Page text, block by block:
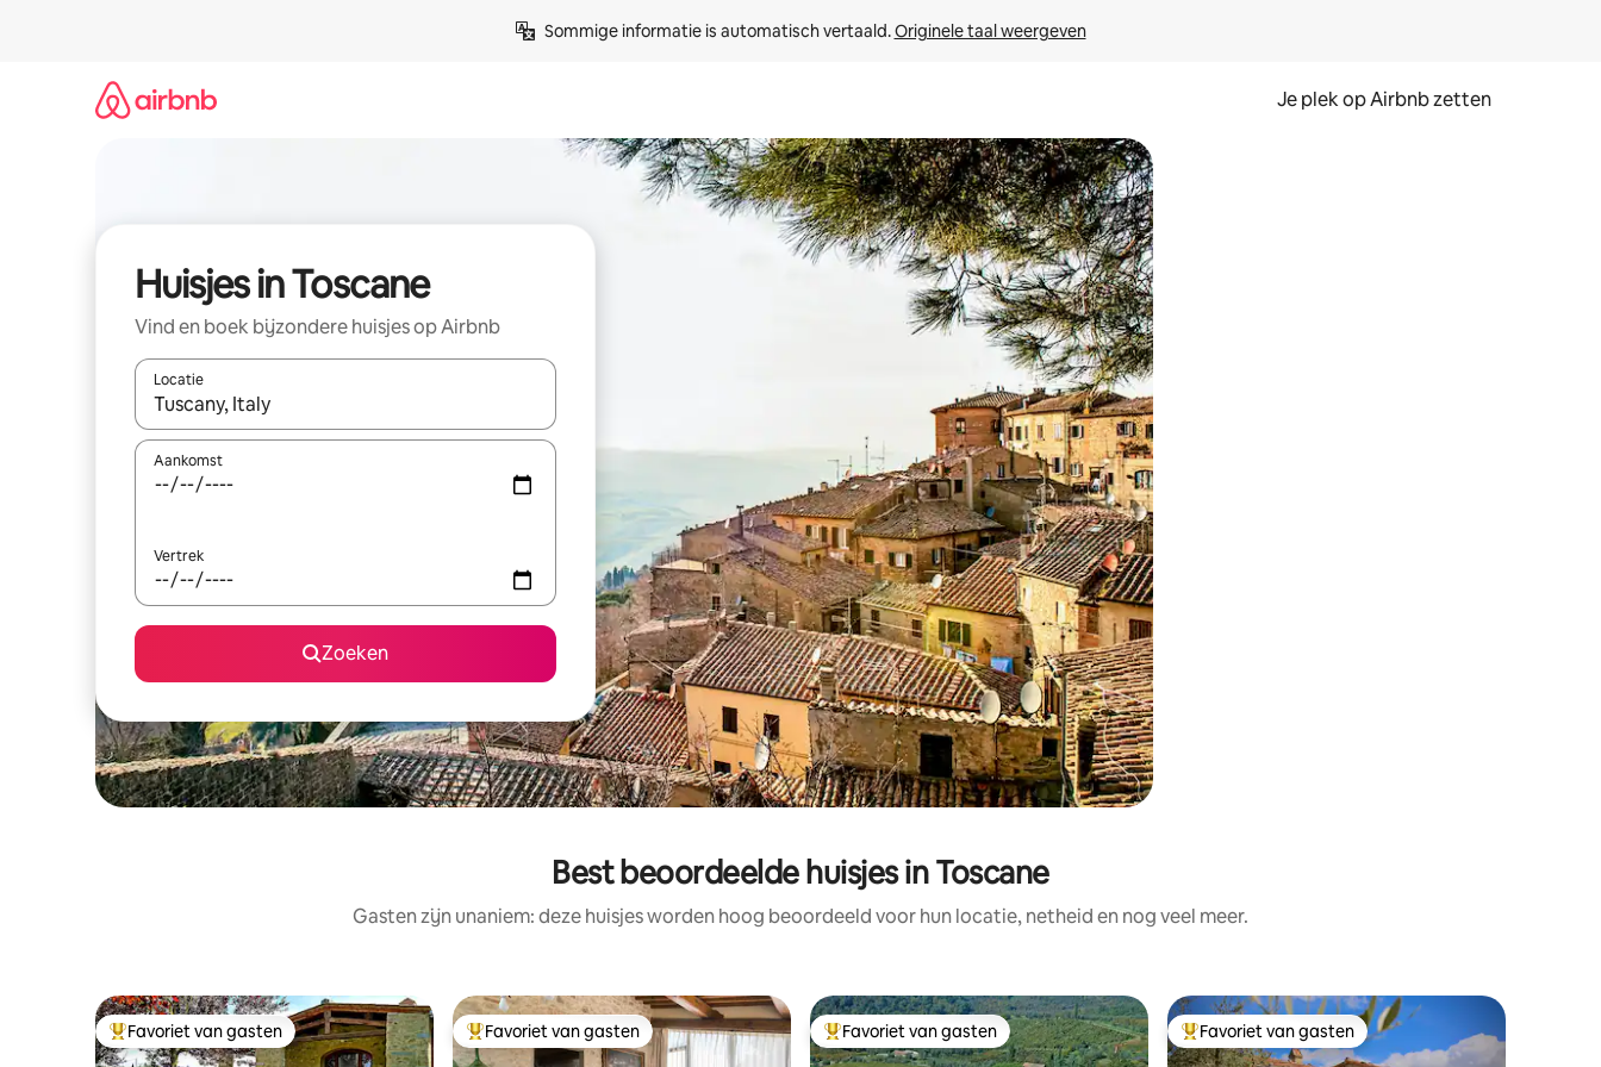
Sommige informatie is automatisch vertaald. Originele taal weergeven
Je plek op Airbnb zetten
Huisjes in Toscane
Vind en boek bijzondere huisjes op Airbnb
Locatie
Wanneer er resultaten beschikbaar zijn, maak je een keuze met je de pijltjestoetsen omhoog en omlaag, óf door te tikken of swipen.
Aankomst
Vertrek
Zoeken
Best beoordeelde huisjes in Toscane
Gasten zijn unaniem: deze huisjes worden hoog beoordeeld voor hun locatie, netheid en nog veel meer.
Topfavoriet van gasten
Favoriet van gasten Topfavoriet van gasten
Favoriet van gasten Topfavoriet van gasten
Favoriet van gasten Topfavoriet van gasten
Favoriet van gasten